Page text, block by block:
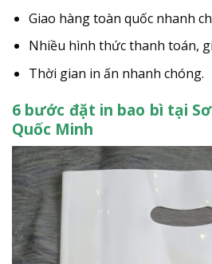
Giao hàng toàn quốc nhanh
Nhiều hình thức thanh toán,
Thời gian in ấn nhanh chóng.
6 bước đặt in bao bì tại
Quốc Minh